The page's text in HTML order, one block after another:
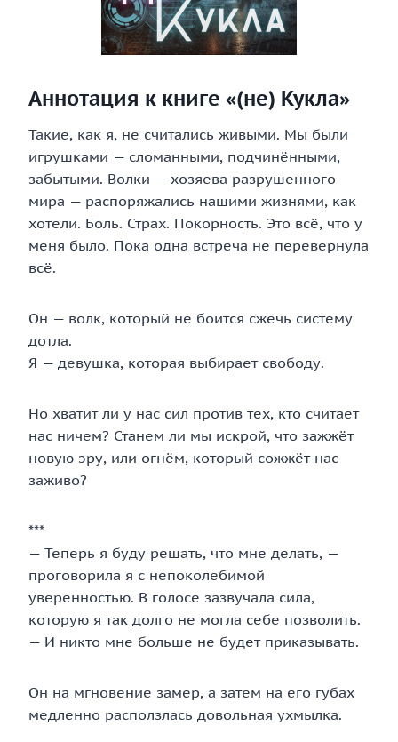
Аннотация к книге «(не) Кукла»
Такие, как я, не считались живыми. Мы были
игрушками — сломанными, подчинёнными,
забытыми. Волки — хозяева разрушенного
мира — распоряжались нашими жизнями, как
хотели. Боль. Страх. Покорность. Это всё, что у
меня было. Пока одна встреча не перевернула
всё.
Он — волк, который не боится сжечь систему
дотла.
Я — девушка, которая выбирает свободу.
Но хватит ли у нас сил против тех, кто считает
нас ничем? Станем ли мы искрой, что зажжёт
новую эру, или огнём, который сожжёт нас
заживо?
***
— Теперь я буду решать, что мне делать, —
проговорила я с непоколебимой
уверенностью. В голосе зазвучала сила,
которую я так долго не могла себе позволить.
— И никто мне больше не будет приказывать.
Он на мгновение замер, а затем на его губах
медленно расползлась довольная ухмылка.